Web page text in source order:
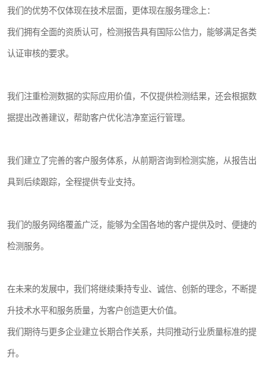
我们的优势不仅体现在技术层面，更体现在服务理念上：
我们拥有全面的资质认可，检测报告具有国际公信力，能够满足各类
认证审核的要求。
我们注重检测数据的实际应用价值，不仅提供检测结果，还会根据数
据提出改善建议，帮助客户优化洁净室运行管理。
我们建立了完善的客户服务体系，从前期咨询到检测实施，从报告出
具到后续跟踪，全程提供专业支持。
我们的服务网络覆盖广泛，能够为全国各地的客户提供及时、便捷的
检测服务。
在未来的发展中，我们将继续秉持专业、诚信、创新的理念，不断提
升技术水平和服务质量，为客户创造更大价值。
我们期待与更多企业建立长期合作关系，共同推动行业质量标准的提
升。